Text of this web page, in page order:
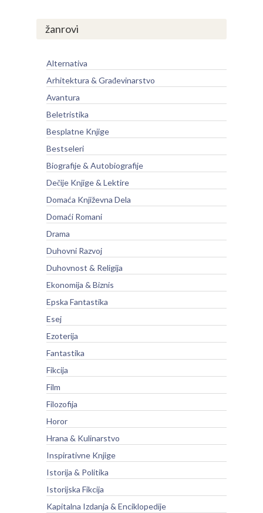
žanrovi
Alternativa
Arhitektura & Građevinarstvo
Avantura
Beletristika
Besplatne Knjige
Bestseleri
Biografije & Autobiografije
Dečije Knjige & Lektire
Domaća Književna Dela
Domaći Romani
Drama
Duhovni Razvoj
Duhovnost & Religija
Ekonomija & Biznis
Epska Fantastika
Esej
Ezoterija
Fantastika
Fikcija
Film
Filozofija
Horor
Hrana & Kulinarstvo
Inspirativne Knjige
Istorija & Politika
Istorijska Fikcija
Kapitalna Izdanja & Enciklopedije